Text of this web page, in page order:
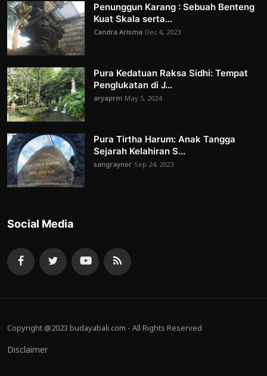
Penunggun Karang : Sebuah Benteng
Kuat Skala serta...
Candra Arisma Dec 6, 2023
Pura Kedatuan Raksa Sidhi: Tempat
Penglukatan di J...
aryaprm May 5, 2024
Pura Tirtha Harum: Anak Tangga
Sejarah Kelahiran S...
sangraynor Sep 24, 2023
Social Media
Copyright @2023 budayabali.com - All Rights Reserved
Disclaimer